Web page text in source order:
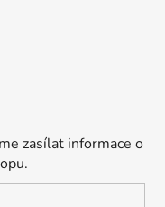
zasílat informace o